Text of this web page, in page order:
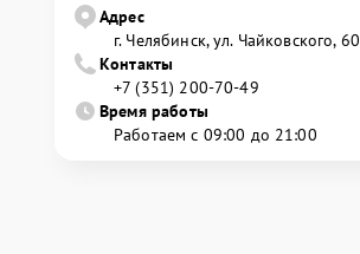
Адрес
г. Челябинск, ул. Чайковского, 60
Контакты
+7 (351) 200-70-49
Время работы
Работаем с 09:00 до 21:00